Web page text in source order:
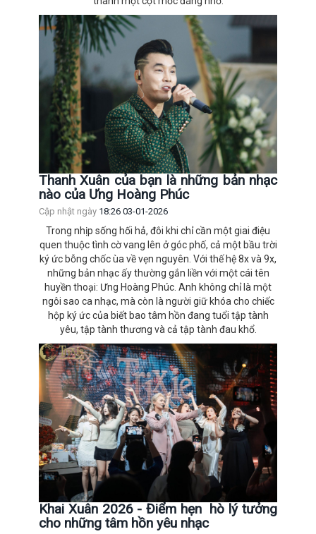
Thanh Xuân của bạn là những bản nhạc
nào của Ưng Hoàng Phúc
Cập nhật ngày 18:26 03-01-2026
Trong nhịp sống hối hả, đôi khi chỉ cần một giai điệu
quen thuộc tình cờ vang lên ở góc phố, cả một bầu trời
ký ức bỗng chốc ùa về vẹn nguyên. Với thế hệ 8x và 9x,
những bản nhạc ấy thường gắn liền với một cái tên
huyền thoại: Ưng Hoàng Phúc. Anh không chỉ là một
ngôi sao ca nhạc, mà còn là người giữ khóa cho chiếc
hộp ký ức của biết bao tâm hồn đang tuổi tập tành
yêu, tập tành thương và cả tập tành đau khổ.
Khai Xuân 2026 - Điểm hẹn hò lý tưởng
cho những tâm hồn yêu nhạc